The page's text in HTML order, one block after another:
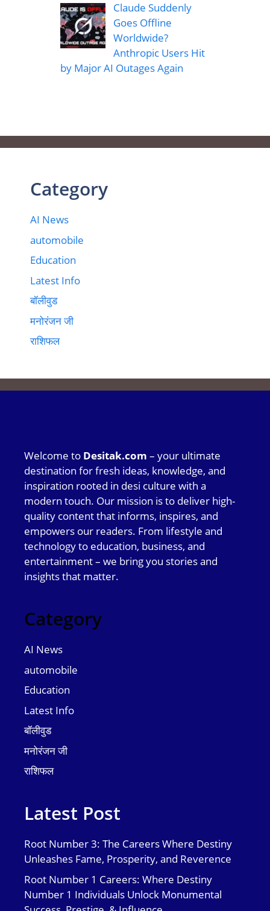
Claude Suddenly
Goes Offline
Worldwide?
Anthropic Users Hit
by Major AI Outages Again
Category
AI News
automobile
Education
Latest Info
बॉलीवुड
मनोरंजन जी
राशिफल
Welcome to Desitak.com – your ultimate
destination for fresh ideas, knowledge, and
inspiration rooted in desi culture with a
modern touch. Our mission is to deliver high-
quality content that informs, inspires, and
empowers our readers. From lifestyle and
technology to education, business, and
entertainment – we bring you stories and
insights that matter.
Category
AI News
automobile
Education
Latest Info
बॉलीवुड
मनोरंजन जी
राशिफल
Latest Post
Root Number 3: The Careers Where Destiny
Unleashes Fame, Prosperity, and Reverence
Root Number 1 Careers: Where Destiny
Number 1 Individuals Unlock Monumental